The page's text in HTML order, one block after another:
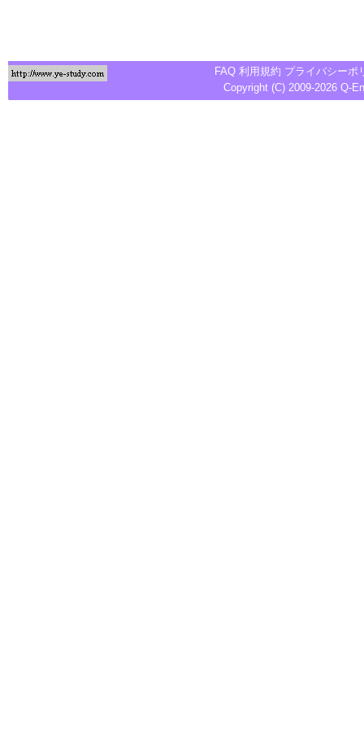
FAQ 利用規約 プライバシーポ
Copyright (C) 2009-2026 Q-